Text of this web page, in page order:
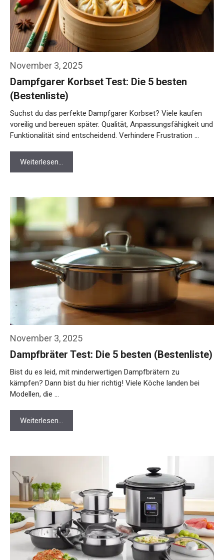
November 3, 2025
Dampfgarer Korbset Test: Die 5 besten
(Bestenliste)
Suchst du das perfekte Dampfgarer Korbset? Viele kaufen
voreilig und bereuen später. Qualität, Anpassungsfähigkeit und
Funktionalität sind entscheidend. Verhindere Frustration …
Weiterlesen…
November 3, 2025
Dampfbräter Test: Die 5 besten (Bestenliste)
Bist du es leid, mit minderwertigen Dampfbrätern zu
kämpfen? Dann bist du hier richtig! Viele Köche landen bei
Modellen, die …
Weiterlesen…